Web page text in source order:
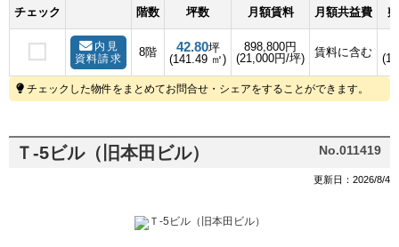
チェック 階数 坪数 月額賃料 月額共益費
内見
資料請求
8階 42.80坪
(141.49 ㎡)
898,800円
(21,000円/坪)
賃料に含む
チェックした物件をまとめてお問合せ・シェアをすることができます。
Ｔ-5ビル（旧本田ビル） No.011419
更新日：2026/8/4